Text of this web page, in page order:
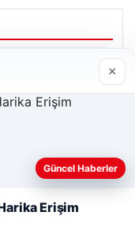
anlayabilmek,
amacıyla çerezler
×
Güncel Haberler
Erişim